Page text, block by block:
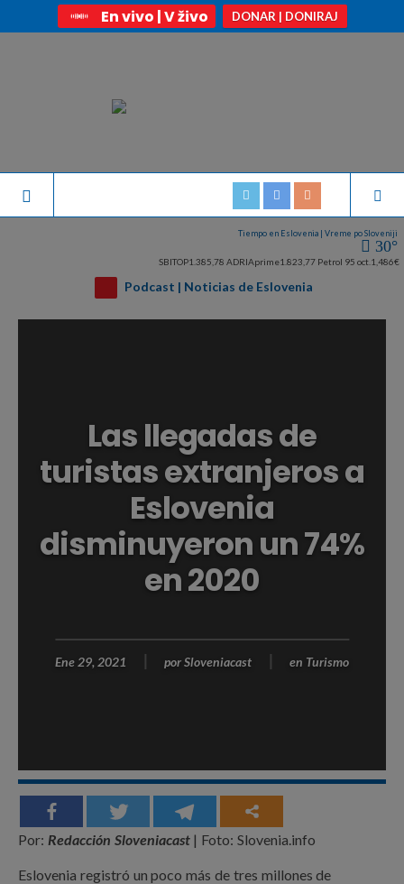
En vivo | V živo DONAR | DONIRAJ
Tiempo en Eslovenia | Vreme po Sloveniji
30°
SBITOP1.385,78 ADRIAprime1.823,77 Petrol 95 oct. 1,486€
Podcast | Noticias de Eslovenia
Las llegadas de
turistas extranjeros a
Eslovenia
disminuyeron un 74%
en 2020
Ene 29, 2021 porSloveniacast en Turismo
Por: Redacción Sloveniacast| Foto: Slovenia.info
Eslovenia registró un poco más de tres millones de